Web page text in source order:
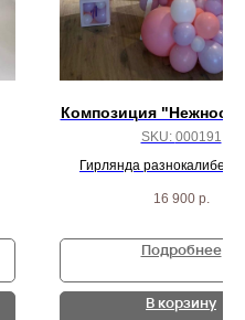
Композиция
SKU: 000191
Гирлянда
кубики с шарами
16 900 р.
Подробнее
В корзину